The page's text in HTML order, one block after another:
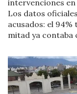
intervenciones
Los datos
acusados: el 94%
mitad ya contaba